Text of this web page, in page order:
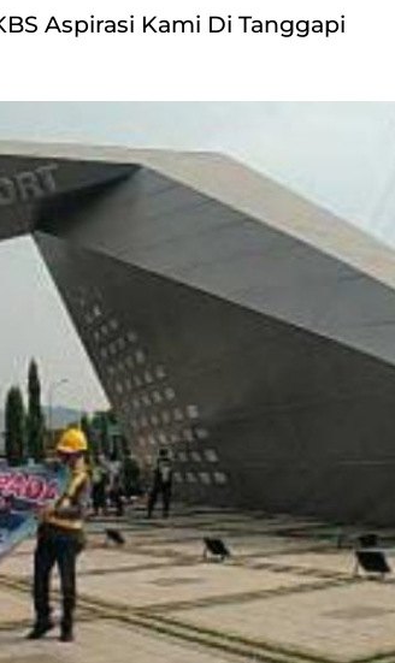
Aspirasi Kami Di Tanggapi